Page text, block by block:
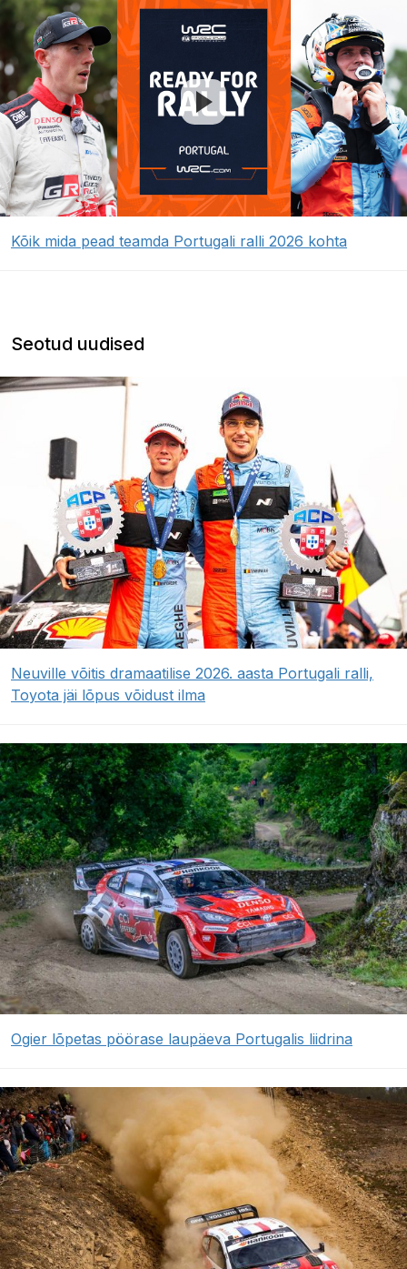
Kõik mida pead teamda Portugali ralli 2026 kohta
Seotud uudised
Neuville võitis dramaatilise 2026. aasta Portugali ralli,
Toyota jäi lõpus võidust ilma
Ogier lõpetas pöörase laupäeva Portugalis liidrina